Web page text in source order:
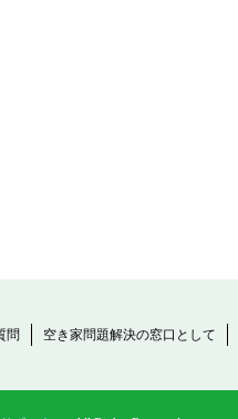
問 空き家問題解決の窓口として